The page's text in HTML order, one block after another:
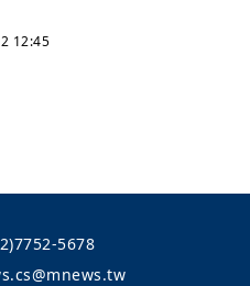
12:45
5678